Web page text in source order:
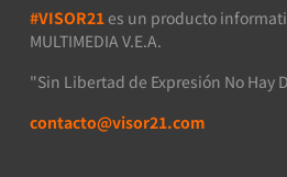
#VISOR21 es un producto
MULTIMEDIA V.E.A.
"Sin Libertad de Expresión No Hay
contacto@visor21.com